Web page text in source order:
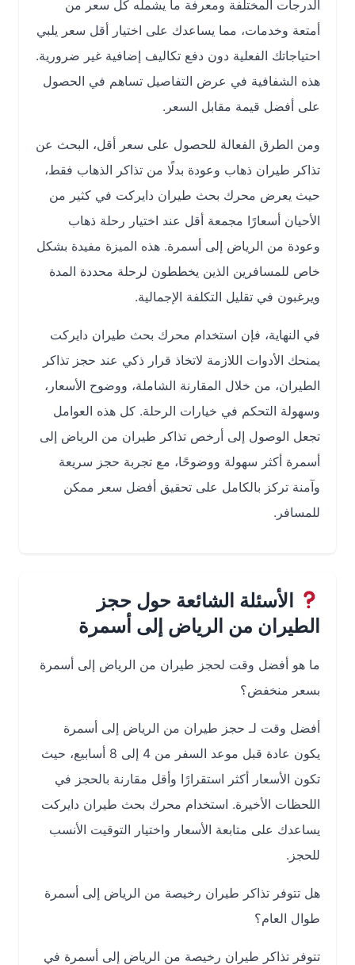
الدرجات المختلفة ومعرفة ما يشمله كل سعر من
أمتعة وخدمات، مما يساعدك على اختيار أقل سعر يلبي
احتياجاتك الفعلية دون دفع تكاليف إضافية غير ضرورية.
هذه الشفافية في عرض التفاصيل تساهم في الحصول
على أفضل قيمة مقابل السعر.
ومن الطرق الفعالة للحصول على سعر أقل، البحث عن
تذاكر طيران ذهاب وعودة بدلًا من تذاكر الذهاب فقط،
حيث يعرض محرك بحث طيران دايركت في كثير من
الأحيان أسعارًا مجمعة أقل عند اختيار رحلة ذهاب
وعودة من الرياض إلى أسمرة. هذه الميزة مفيدة بشكل
خاص للمسافرين الذين يخططون لرحلة محددة المدة
ويرغبون في تقليل التكلفة الإجمالية.
في النهاية، فإن استخدام محرك بحث طيران دايركت
يمنحك الأدوات اللازمة لاتخاذ قرار ذكي عند حجز تذاكر
الطيران، من خلال المقارنة الشاملة، ووضوح الأسعار،
وسهولة التحكم في خيارات الرحلة. كل هذه العوامل
تجعل الوصول إلى أرخص تذاكر طيران من الرياض إلى
أسمرة أكثر سهولة ووضوحًا، مع تجربة حجز سريعة
وآمنة تركز بالكامل على تحقيق أفضل سعر ممكن
للمسافر.
الأسئلة الشائعة حول حجز
الطيران من الرياض إلى أسمرة
ما هو أفضل وقت لحجز طيران من الرياض إلى أسمرة
بسعر منخفض؟
أفضل وقت لـ حجز طيران من الرياض إلى أسمرة
يكون عادة قبل موعد السفر من 4 إلى 8 أسابيع، حيث
تكون الأسعار أكثر استقرارًا وأقل مقارنة بالحجز في
اللحظات الأخيرة. استخدام محرك بحث طيران دايركت
يساعدك على متابعة الأسعار واختيار التوقيت الأنسب
للحجز.
هل تتوفر تذاكر طيران رخيصة من الرياض إلى أسمرة
طوال العام؟
تتوفر تذاكر طيران رخيصة من الرياض إلى أسمرة في